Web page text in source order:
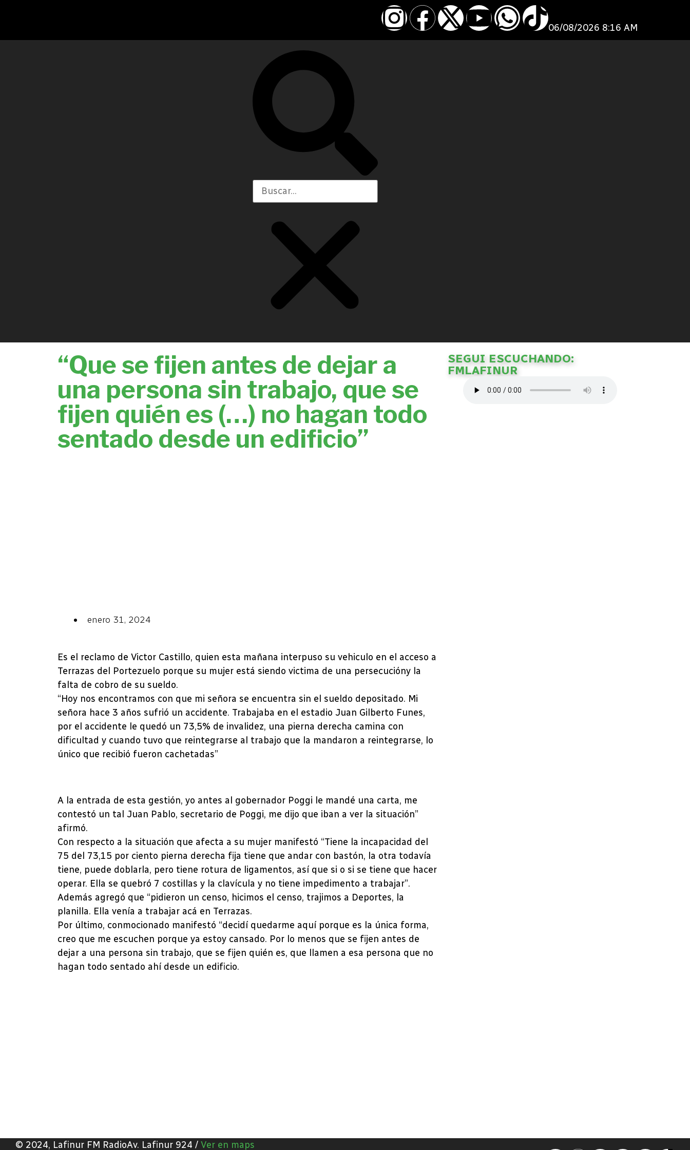
06/08/2026 8:16 AM
“Que se fijen antes de dejar a
una persona sin trabajo, que se
fijen quién es (…) no hagan todo
sentado desde un edificio”
enero 31, 2024
Es el reclamo de Victor Castillo, quien esta mañana interpuso su vehiculo en el acceso a
Terrazas del Portezuelo porque su mujer está siendo victima de una persecucióny la
falta de cobro de su sueldo.
“Hoy nos encontramos con que mi señora se encuentra sin el sueldo depositado. Mi
señora hace 3 años sufrió un accidente. Trabajaba en el estadio Juan Gilberto Funes,
por el accidente le quedó un 73,5% de invalidez, una pierna derecha camina con
dificultad y cuando tuvo que reintegrarse al trabajo que la mandaron a reintegrarse, lo
único que recibió fueron cachetadas”
A la entrada de esta gestión, yo antes al gobernador Poggi le mandé una carta, me
contestó un tal Juan Pablo, secretario de Poggi, me dijo que iban a ver la situación”
afirmó.
Con respecto a la situación que afecta a su mujer manifestó “Tiene la incapacidad del
75 del 73,15 por ciento pierna derecha fija tiene que andar con bastón, la otra todavía
tiene, puede doblarla, pero tiene rotura de ligamentos, así que si o si se tiene que hacer
operar. Ella se quebró 7 costillas y la clavícula y no tiene impedimento a trabajar”.
Además agregó que “pidieron un censo, hicimos el censo, trajimos a Deportes, la
planilla. Ella venía a trabajar acá en Terrazas.
Por último, conmocionado manifestó “decidí quedarme aquí porque es la única forma,
creo que me escuchen porque ya estoy cansado. Por lo menos que se fijen antes de
dejar a una persona sin trabajo, que se fijen quién es, que llamen a esa persona que no
hagan todo sentado ahí desde un edificio.
SEGUI ESCUCHANDO:
FMLAFINUR
© 2024, Lafinur FM RadioAv. Lafinur 924 / Ver en maps